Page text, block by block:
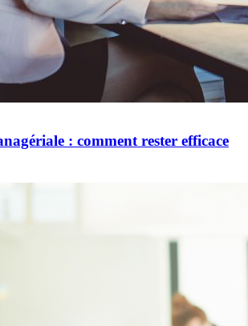
: comment rester efficace